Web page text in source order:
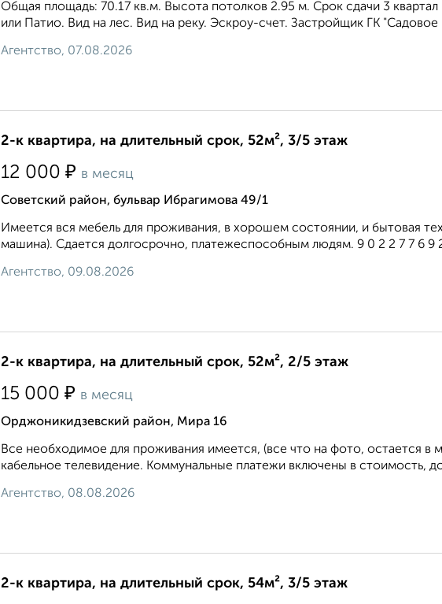
Общая площадь: 70.17 кв.м. Высота потолков 2.95 м. Срок сдачи 3
или Патио. Вид на лес. Вид на реку. Эскроу-счет. Застройщик ГК "Садовое
Агентство, 07.08.2026
2-к квартира, на длительный срок, 52м², 3/5 этаж
12 000 ₽ в месяц
Советский район, бульвар Ибрагимова 49/1
Имеется вся мебель для проживания, в хорошем состоянии, и бытовая
машина). Сдается долгосрочно, платежеспособным людям. 9 0 2 2 7 7 6 9
Агентство, 09.08.2026
2-к квартира, на длительный срок, 52м², 2/5 этаж
15 000 ₽ в месяц
Орджоникидзевский район, Мира 16
Все необходимое для проживания имеется, (все что на фото, остается
кабельное телевидение. Коммунальные платежи включены в стоимость,
Агентство, 08.08.2026
2-к квартира, на длительный срок, 54м², 3/5 этаж